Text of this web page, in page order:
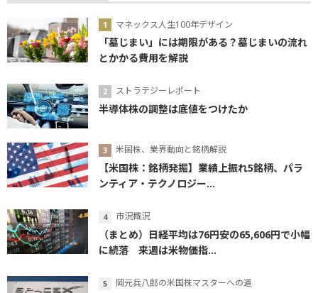
マネックス人生100年デザイン
「墓じまい」には期限がある？墓じまいの流れ
とかかる費用を解説
ストラテジーレポート
半導体株の調整は底値をつけたか
米国株、業界動向と銘柄解説
【米国株：銘柄発掘】業績上振れ5銘柄、パラ
ンティア・テクノロジー...
市況概況
（まとめ）日経平均は76円安の65,606円で小幅
に続落 来週は米物価指...
岡元兵八郎の米国株マスターへの道